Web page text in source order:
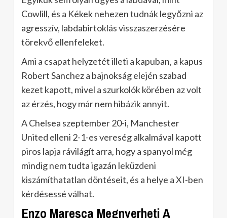
Cowlill, és a Kékek nehezen tudnák legyőzni az
agresszív, labdabirtoklás visszaszerzésére
törekvő ellenfeleket.
Ami a csapat helyzetét illeti a kapuban, a kapus
Robert Sanchez a bajnokság elején szabad
kezet kapott, mivel a szurkolók körében az volt
az érzés, hogy már nem hibázik annyit.
A Chelsea szeptember 20-i, Manchester
United elleni 2-1-es vereség alkalmával kapott
piros lapja rávilágít arra, hogy a spanyol még
mindig nem tudta igazán leküzdeni
kiszámíthatatlan döntéseit, és a helye a XI-ben
kérdésessé válhat.
Enzo Maresca Megnyerheti A